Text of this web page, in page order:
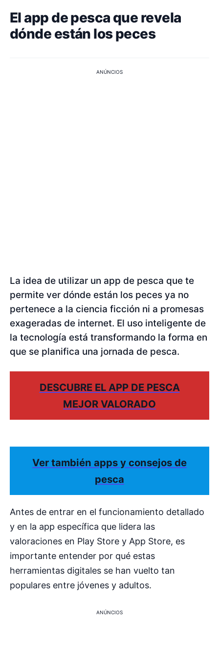
El app de pesca que revela
dónde están los peces
ANÚNCIOS
La idea de utilizar un app de pesca que te
permite ver dónde están los peces ya no
pertenece a la ciencia ficción ni a promesas
exageradas de internet. El uso inteligente de
la tecnología está transformando la forma en
que se planifica una jornada de pesca.
DESCUBRE EL APP DE PESCA
MEJOR VALORADO
Ver también apps y consejos de
pesca
Antes de entrar en el funcionamiento detallado
y en la app específica que lidera las
valoraciones en Play Store y App Store, es
importante entender por qué estas
herramientas digitales se han vuelto tan
populares entre jóvenes y adultos.
ANÚNCIOS